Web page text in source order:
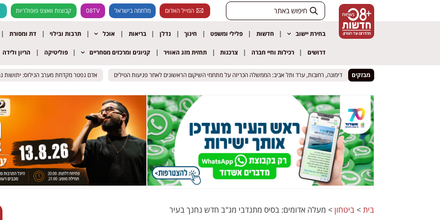
המייל האדום מלחמה בישראל 08TV קבוצות וואצפ פופולריות
בחירת יישוב חדשות פלילי ומשפט חינוך נדלן בריאות אוכל תרבות ובילוי דת ומסורת
דרושים רכילות וחיי חברה צרכנות תחזית מזג האוויר קניונים ומרכזים מסחריים פוליטיקה הריון ולידה
מבזקיםאוהדים במוט, מעצרו הוארך דימונה, רחובות, ערד ותל אביב: הממשלה הכריזה על מתחמי השיקום הראשונים לאחר פגיעות הטילים אדם נפטר מקדחת מערב הנילוס: יתושות אוהדים במוט, מעצרו הוארך דימונה, רחובות, ערד ותל אביב: הממשלה הכריזה על מתחמי השיקום הראשונים לאחר פגיעות הטילים אדם נפטר מקדחת מערב הנילוס: יתושות
בית>ביטחון> מעלה אדומים: בסיס מתנדבי מג"ב חדש נחנך בעיר